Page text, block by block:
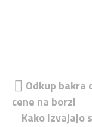
prispevka
Odkup bakra
cene na borzi
Kako izvajajo